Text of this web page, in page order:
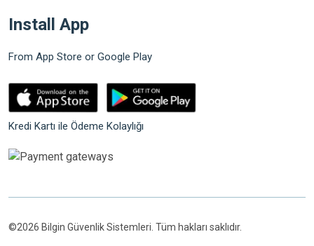
Install App
From App Store or Google Play
Kredi Kartı ile Ödeme Kolaylığı
©2026 Bilgin Güvenlik Sistemleri. Tüm hakları saklıdır.